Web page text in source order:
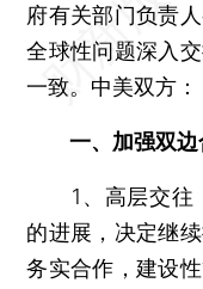
府有关部门负责
全球性问题深入
一致。中美双方：
一、加强双
1、高层交往
的进展，决定继
务实合作，建设